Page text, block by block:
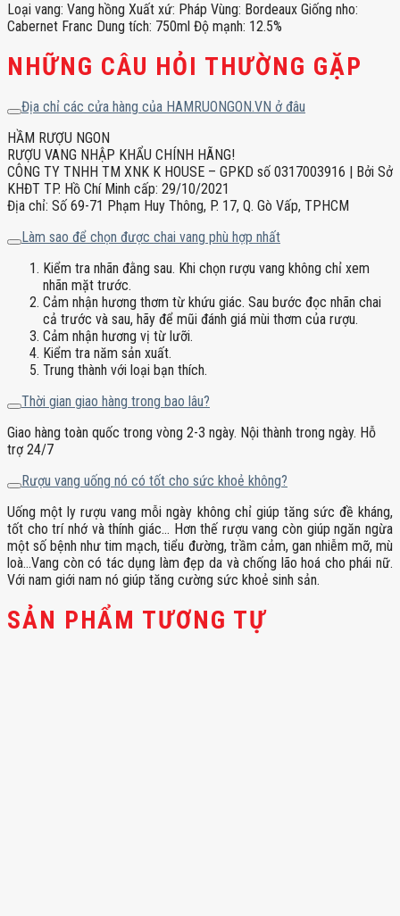
Loại vang: Vang hồng Xuất xứ: Pháp Vùng: Bordeaux Giống nho:
Cabernet Franc Dung tích: 750ml Độ mạnh: 12.5%
NHỮNG CÂU HỎI THƯỜNG GẶP
Địa chỉ các cửa hàng của HAMRUONGON.VN ở đâu
HẦM RƯỢU NGON
RƯỢU VANG NHẬP KHẨU CHÍNH HÃNG!
CÔNG TY TNHH TM XNK K HOUSE – GPKD số 0317003916 | Bởi Sở
KHĐT TP. Hồ Chí Minh cấp: 29/10/2021
Địa chỉ: Số 69-71 Phạm Huy Thông, P. 17, Q. Gò Vấp, TPHCM
Làm sao để chọn được chai vang phù hợp nhất
Kiểm tra nhãn đằng sau. Khi chọn rượu vang không chỉ xem
nhãn mặt trước.
Cảm nhận hương thơm từ khứu giác. Sau bước đọc nhãn chai
cả trước và sau, hãy để mũi đánh giá mùi thơm của rượu.
Cảm nhận hương vị từ lưỡi.
Kiểm tra năm sản xuất.
Trung thành với loại bạn thích.
Thời gian giao hàng trong bao lâu?
Giao hàng toàn quốc trong vòng 2-3 ngày. Nội thành trong ngày. Hỗ
trợ 24/7
Rượu vang uống nó có tốt cho sức khoẻ không?
Uống một ly rượu vang mỗi ngày không chỉ giúp tăng sức đề kháng,
tốt cho trí nhớ và thính giác… Hơn thế rượu vang còn giúp ngăn ngừa
một số bệnh như tim mạch, tiểu đường, trầm cảm, gan nhiễm mỡ, mù
loà…Vang còn có tác dụng làm đẹp da và chống lão hoá cho phái nữ.
Với nam giới nam nó giúp tăng cường sức khoẻ sinh sản.
SẢN PHẨM TƯƠNG TỰ